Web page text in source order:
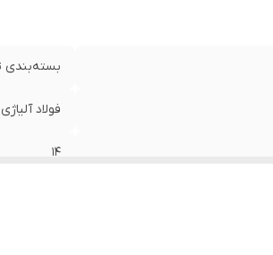
بسته‌بندی
فولاد
14